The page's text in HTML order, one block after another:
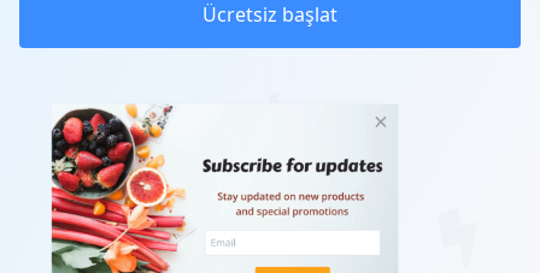
Ücretsiz başlat